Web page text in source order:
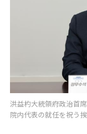
洪益杓大統領府政治首
院内代表の就任を祝う